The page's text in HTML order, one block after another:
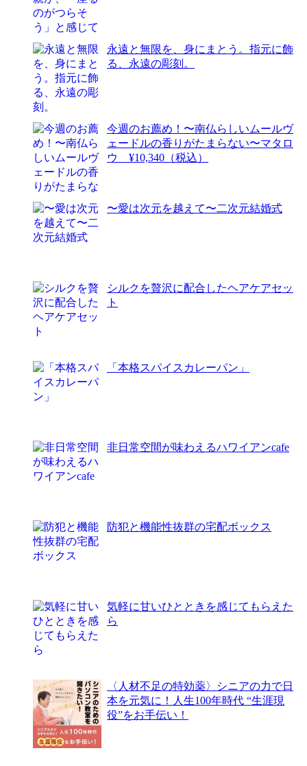
永遠と無限を、身にまとう。指元に飾
る、永遠の彫刻。
今週のお薦め！〜南仏らしいムールヴ
ェードルの香りがたまらない〜マタロ
ウ ¥10,340（税込）
〜愛は次元を越えて〜二次元結婚式
シルクを贅沢に配合したヘアケアセッ
ト
「本格スパイスカレーパン」
非日常空間が味わえるハワイアンcafe
防犯と機能性抜群の宅配ボックス
気軽に甘いひとときを感じてもらえた
ら
〈人材不足の特効薬〉シニアの力で日
本を元気に！人生100年時代 “生涯現
役”をお手伝い！